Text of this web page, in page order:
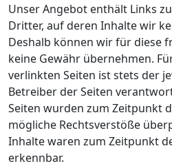
Unser Angebot enthält Links
Dritter, auf deren Inhalte wir
Deshalb können wir für diese
keine Gewähr übernehmen.
verlinkten Seiten ist stets der
Betreiber der Seiten
Seiten wurden zum Zeitpunkt
mögliche Rechtsverstöße
Inhalte waren zum Zeitpunkt
erkennbar.